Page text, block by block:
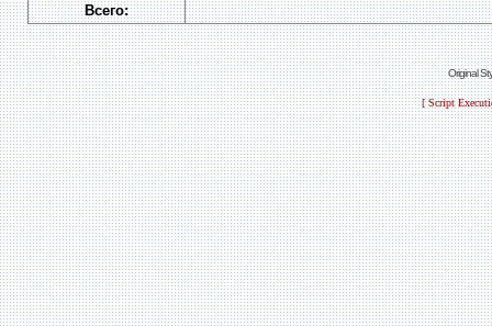
Всего:
Original
[ Script